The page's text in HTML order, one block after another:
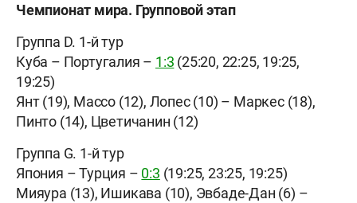
Чемпионат мира. Групповой этап
Группа D. 1-й тур
Куба – Португалия – 1:3 (25:20, 22:25, 19:25,
19:25)
Янт (19), Массо (12), Лопес (10) – Маркес (18),
Пинто (14), Цветичанин (12)
Группа G. 1-й тур
Япония – Турция – 0:3 (19:25, 23:25, 19:25)
Мияура (13), Ишикава (10), Эвбаде-Дан (6) –